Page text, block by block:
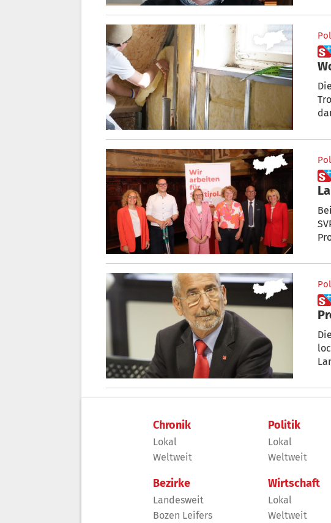
 SVP-Arbeitnehmer fordern mehr Tempo bei Sanierung von
 SVP-Arbeitnehmer präsentieren 3 neue Gesichter für die
 Millionen für Bauern? Renzler: „Dann unsere Forderungen auch kein
Chronik
Lokal
Weltweit
Bezirke
Landesweit
Bozen Leifers
Politik
Lokal
Weltweit
Wirtschaft
Lokal
Weltweit